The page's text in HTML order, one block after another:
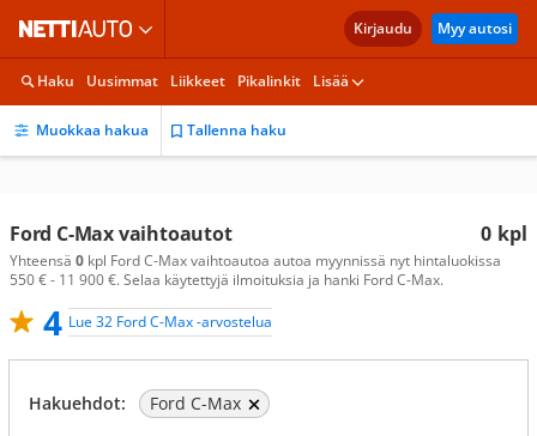
Kirjaudu Myy autosi
Haku Uusimmat Liikkeet Pikalinkit Lisää
Muokkaa hakua Tallenna haku
0 kpl
Ford C-Max vaihtoautot
Yhteensä 0 kpl Ford C-Max vaihtoautoa autoa myynnissä nyt hintaluokissa
550 € - 11 900 €. Selaa käytettyjä ilmoituksia ja hanki Ford C-Max.
4 Lue 32 Ford C-Max -arvostelua
Hakuehdot: Ford C-Max